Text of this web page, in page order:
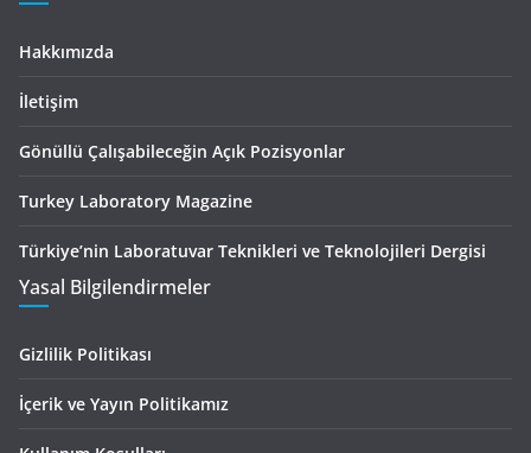
Hakkımızda
İletişim
Gönüllü Çalışabileceğin Açık Pozisyonlar
Turkey Laboratory Magazine
Türkiye’nin Laboratuvar Teknikleri ve Teknolojileri Dergisi
Yasal Bilgilendirmeler
Gizlilik Politikası
İçerik ve Yayın Politikamız